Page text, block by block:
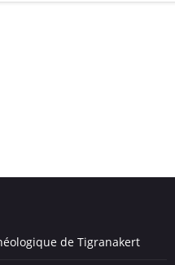
de Tigranakert